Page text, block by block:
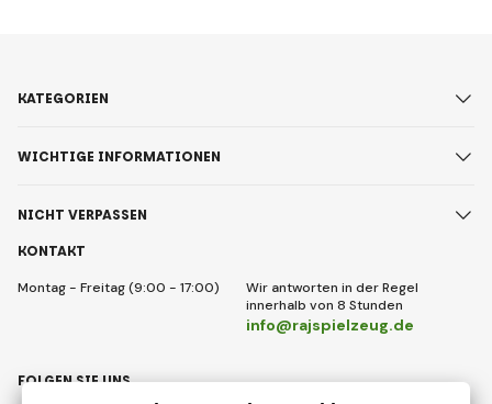
KONTAKT
Montag - Freitag (9:00 - 17:00)
Wir antworten in der Regel
innerhalb von 8 Stunden
info@rajspielzeug.de
KATEGORIEN
WICHTIGE INFORMATIONEN
NICHT VERPASSEN
FOLGEN SIE UNS